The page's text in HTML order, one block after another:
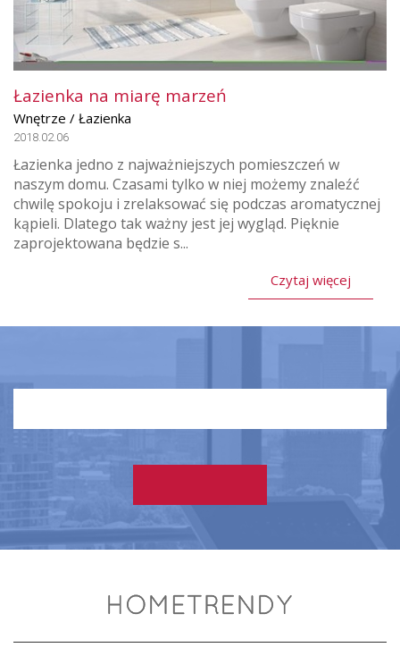
Łazienka na miarę marzeń
Wnętrze / Łazienka
2018.02.06
Łazienka jedno z najważniejszych pomieszczeń w
naszym domu. Czasami tylko w niej możemy znaleźć
chwilę spokoju i zrelaksować się podczas aromatycznej
kąpieli. Dlatego tak ważny jest jej wygląd. Pięknie
zaprojektowana będzie s...
Czytaj więcej